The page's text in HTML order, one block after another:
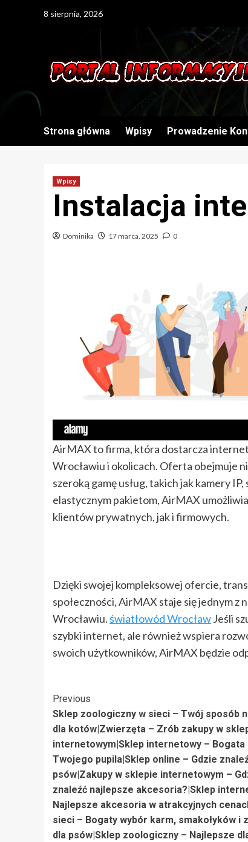
8 sierpnia, 2026
Strona główna Wpisy Prowadzenie
Wpisy
Instalacja
Dominika 17 marca, 2025 0
AirMAX to firma, która dostarcza
Wrocławiu i okolicach. Oferta obejmuje
szeroką gamę usług, takich jak kamery
elastycznym pakietom, AirMAX
klientów prywatnych, jak i firmowych.
Dzięki swojej kompleksowej ofercie,
społeczności, AirMAX staje się jednym
Wrocławiu.światłowód WrocławJeśli
szybki internet, ale również wspiera
swoich użytkowników, AirMAX będzie
Post
Navigation
Previous
Sklep zoologiczny w sieci – Twój sposób
dla kotów|Zwierzęta – Zrób zakupy w
internetowym|Sklep internetowy –
Twojego pupila|Sklep online – Gdzie
psów|Zakupy w sklepie internetowym –
znaleźć najlepsze akcesoria?|Sklep
Najlepsze akcesoria w atrakcyjnych
sieci – Bogaty wybór karm, smakołyków i
dla psów|Sklep zoologiczny – Najlepsze